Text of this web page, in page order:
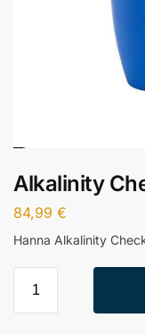
Alkalinity
84,99 €
Hanna Alkalinity